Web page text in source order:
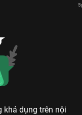
khả dụng trên nội